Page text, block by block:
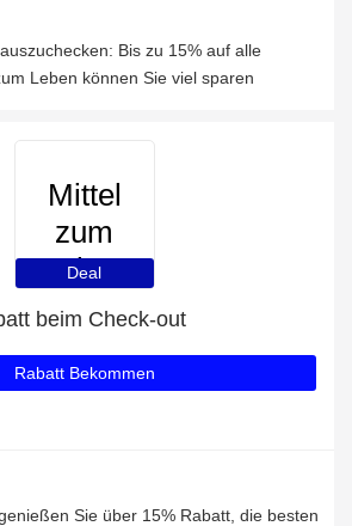
Bis zu 15% auf alle
Leben können Sie viel sparen
Mittel
zum
Leben
Deal
beim Check-out
Rabatt Bekommen
Sie über 15% Rabatt, die besten